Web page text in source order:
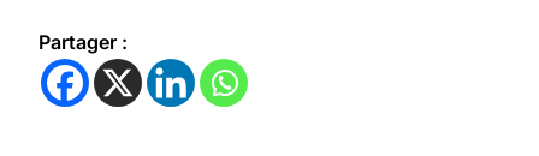
Partager :